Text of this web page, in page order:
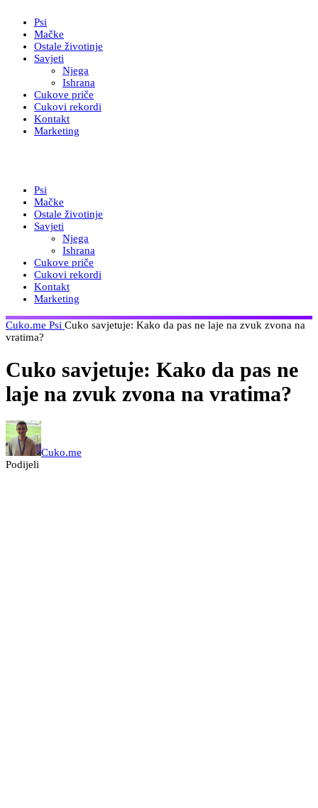
Psi
Mačke
Ostale životinje
Savjeti
Njega
Ishrana
Cukove priče
Cukovi rekordi
Kontakt
Marketing
Psi
Mačke
Ostale životinje
Savjeti
Njega
Ishrana
Cukove priče
Cukovi rekordi
Kontakt
Marketing
Cuko.me Psi Cuko savjetuje: Kako da pas ne laje na zvuk zvona na
vratima?
Cuko savjetuje: Kako da pas ne
laje na zvuk zvona na vratima?
Cuko.me
Podijeli